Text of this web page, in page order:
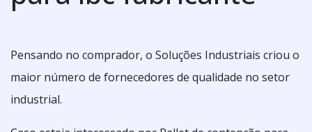
Pensando no comprador, o Soluções Industriais criou o
maior número de fornecedores de qualidade no setor
industrial.